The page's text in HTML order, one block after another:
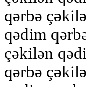
qərbə
qədim
çəkilən
qərbə